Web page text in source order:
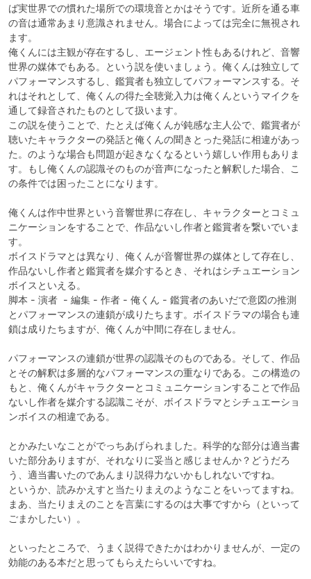
ば実世界での慣れた場所での環境音とかはそうです。近所を通る車
の音は通常あまり意識されません。場合によっては完全に無視され
ます。
俺くんには主観が存在するし、エージェント性もあるけれど、音響
世界の媒体でもある。という説を使いましょう。俺くんは独立して
パフォーマンスするし、鑑賞者も独立してパフォーマンスする。そ
れはそれとして、俺くんの得た全聴覚入力は俺くんというマイクを
通して録音されたものとして扱います。
この説を使うことで、たとえば俺くんが鈍感な主人公で、鑑賞者が
聴いたキャラクターの発話と俺くんの聞きとった発話に相違があっ
た。のような場合も問題が起きなくなるという嬉しい作用もありま
す。もし俺くんの認識そのものが音声になったと解釈した場合、こ
の条件では困ったことになります。
俺くんは作中世界という音響世界に存在し、キャラクターとコミュ
ニケーションをすることで、作品ないし作者と鑑賞者を繋いでいま
す。
ボイスドラマとは異なり、俺くんが音響世界の媒体として存在し、
作品ないし作者と鑑賞者を媒介するとき、それはシチュエーション
ボイスといえる。
脚本 - 演者  - 編集 - 作者 - 俺くん - 鑑賞者のあいだで意図の推測
とパフォーマンスの連鎖が成りたちます。ボイスドラマの場合も連
鎖は成りたちますが、俺くんが中間に存在しません。
パフォーマンスの連鎖が世界の認識そのものである。そして、作品
とその解釈は多層的なパフォーマンスの重なりである。この構造の
もと、俺くんがキャラクターとコミュニケーションすることで作品
ないし作者を媒介する認識こそが、ボイスドラマとシチュエーショ
ンボイスの相違である。
とかみたいなことがでっちあげられました。科学的な部分は適当書
いた部分ありますが、それなりに妥当と感じませんか？どうだろ
う、適当書いたのであんまり説得力ないかもしれないですね。
というか、読みかえすと当たりまえのようなことをいってますね。
まあ、当たりまえのことを言葉にするのは大事ですから（といって
ごまかしたい）。
といったところで、うまく説得できたかはわかりませんが、一定の
効能のある本だと思ってもらえたらいいですね。